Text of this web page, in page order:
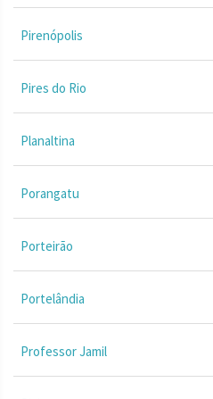
Pirenópolis
Pires do Rio
Planaltina
Porangatu
Porteirão
Portelândia
Professor Jamil